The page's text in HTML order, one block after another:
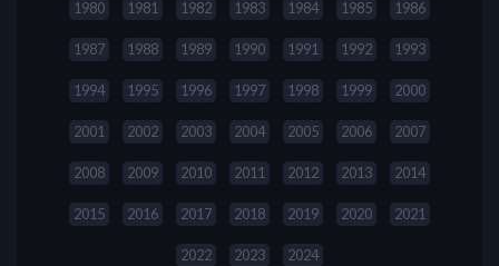
1980 1981 1982 1983 1984 1985 1986
1987 1988 1989 1990 1991 1992 1993
1994 1995 1996 1997 1998 1999 2000
2001 2002 2003 2004 2005 2006 2007
2008 2009 2010 2011 2012 2013 2014
2015 2016 2017 2018 2019 2020 2021
2022 2023 2024